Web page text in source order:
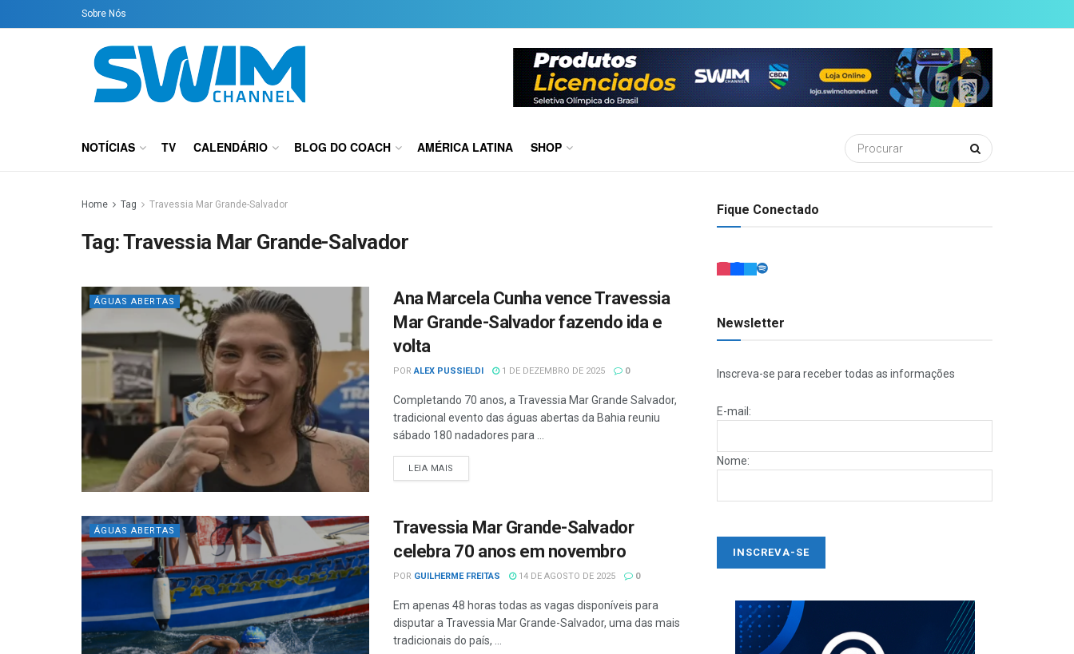
Sobre Nós
NOTÍCIAS TV CALENDÁRIO BLOG DO COACH AMÉRICA LATINA SHOP
Home Tag Travessia Mar Grande-Salvador
Tag:Travessia Mar Grande-Salvador
ÁGUAS ABERTAS
Ana Marcela Cunha vence Travessia
Mar Grande-Salvador fazendo ida e
volta
POR ALEX PUSSIELDI 1 DE DEZEMBRO DE 2025 0
Completando 70 anos, a Travessia Mar Grande Salvador,
tradicional evento das águas abertas da Bahia reuniu
sábado 180 nadadores para ...
LEIA MAIS
ÁGUAS ABERTAS
Travessia Mar Grande-Salvador
celebra 70 anos em novembro
POR GUILHERME FREITAS 14 DE AGOSTO DE 2025 0
Em apenas 48 horas todas as vagas disponíveis para
disputar a Travessia Mar Grande-Salvador, uma das mais
tradicionais do país, ...
Fique Conectado
Newsletter
Inscreva-se para receber todas as informações
E-mail:
Nome: